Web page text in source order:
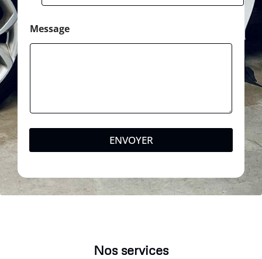
Message
ENVOYER
Nos services